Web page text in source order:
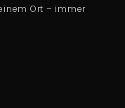
Ort – immer